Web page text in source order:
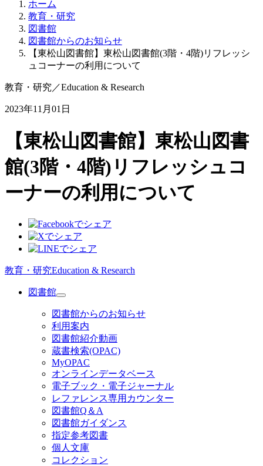
ホーム
教育・研究
図書館
図書館からのお知らせ
【東松山図書館】東松山図書館(3階・4階)リフレッシ
ュコーナーの利用について
教育・研究 ／Education & Research
2023年11月01日
【東松山図書館】東松山図書
館(3階・4階)リフレッシュコ
ーナーの利用について
教育・研究Education & Research
図書館
図書館からのお知らせ
利用案内
図書館紹介動画
蔵書検索(OPAC)
MyOPAC
オンラインデータベース
電子ブック・電子ジャーナル
レファレンス専用カウンター
図書館Q＆A
図書館ガイダンス
指定参考図書
個人文庫
コレクション